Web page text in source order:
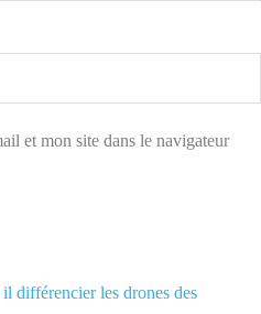
et mon site dans le navigateur
différencier les drones des